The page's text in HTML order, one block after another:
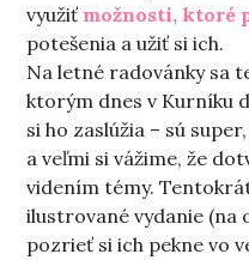
využiť možnosti, ktoré
potešenia a užiť si ich.
Na letné radovánky sa
ktorým dnes v Kurníku
si ho zaslúžia – sú
a veľmi si vážime, že
videním témy.
ilustrované vydanie (na
pozrieť si ich pekne vo